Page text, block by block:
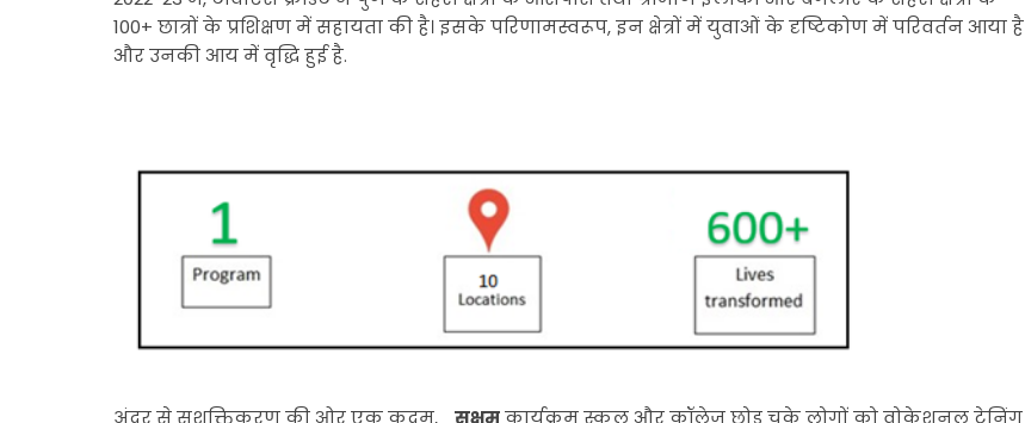
100+ छात्रों के प्रशिक्षण में सहायता की है। इसके परिणामस्वरूप, इन क्षेत्रों में युवाओं के दृष्टिकोण में परिवर्तन आया है
और उनकी आय में वृद्धि हुई है.
अंदर से सशक्तिकरण की ओर एक कदम, सक्षमकार्यक्रम स्कूल और कॉलेज छोड़ चुके लोगों को वोकेशनल ट्रेनिंग